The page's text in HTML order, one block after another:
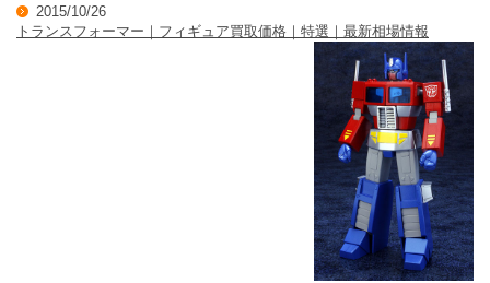
2015/10/26
トランスフォーマー｜フィギュア買取価格｜特選｜最新相場情報